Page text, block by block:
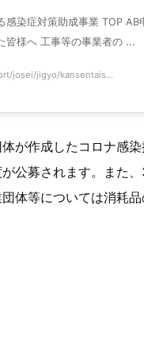
感染症対策助成事業 TOP AB
皆様へ 工事等の事業者の ...
josei/jigyo/kansentais...
が作成したコロナ感
公募されます。また
体等については消耗